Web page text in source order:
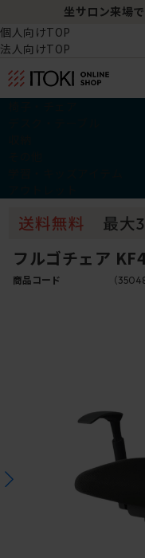
坐サロン来場で
個人向けTOP
法人向けTOP
フルゴチェア
商品コード （